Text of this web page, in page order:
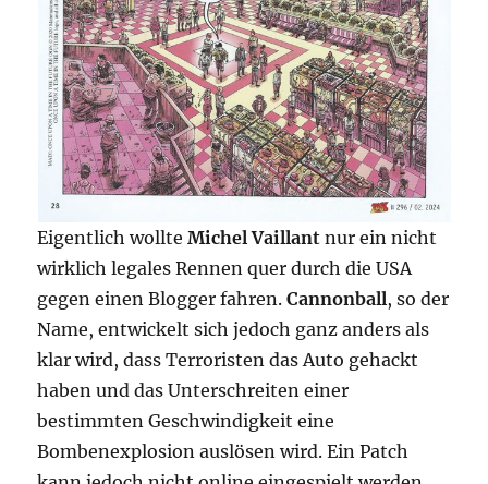
Eigentlich wollteMichel Vaillant nur ein nicht
wirklich legales Rennen quer durch die USA
gegen einen Blogger fahren.Cannonball, so der
Name, entwickelt sich jedoch ganz anders als
klar wird, dass Terroristen das Auto gehackt
haben und das Unterschreiten einer
bestimmten Geschwindigkeit eine
Bombenexplosion auslösen wird. Ein Patch